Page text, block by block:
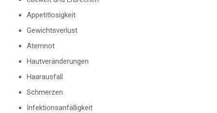
Appetitlosigkeit
Gewichtsverlust
Atemnot
Hautveränderungen
Haarausfall
Schmerzen
Infektionsanfälligkeit